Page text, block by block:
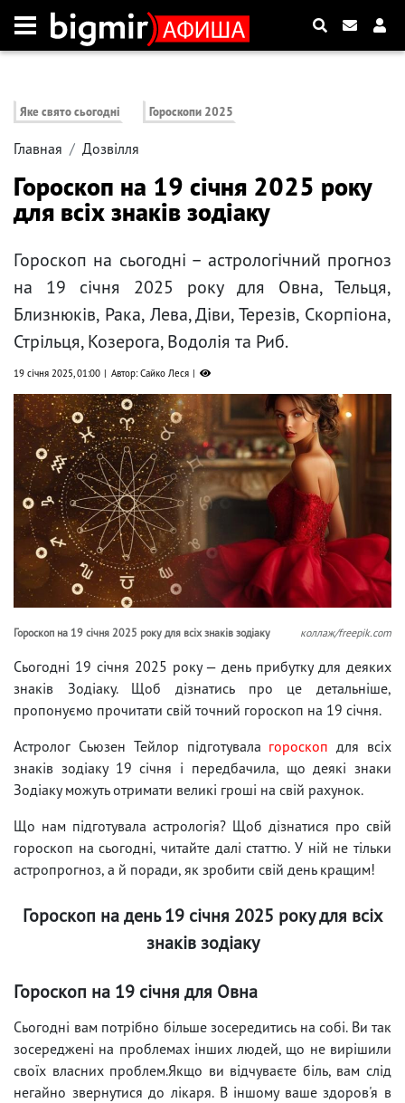
Яке свято сьогодні Гороскопи 2025
Главная Дозвілля
Гороскоп на 19 січня 2025 року
для всіх знаків зодіаку
Гороскоп на сьогодні – астрологічний прогноз
на 19 січня 2025 року для Овна, Тельця,
Близнюків, Рака, Лева, Діви, Терезів, Скорпіона,
Стрільця, Козерога, Водолія та Риб.
19 січня 2025, 01:00 Автор: Сайко Леся
Гороскоп на 19 січня 2025 року для всіх знаків зодіаку коллаж/freepik.com
Сьогодні 19 січня 2025 року — день прибутку для деяких
знаків Зодіаку. Щоб дізнатись про це детальніше,
пропонуємо прочитати свій точний гороскоп на 19 січня.
Астролог Сьюзен Тейлор підготувала гороскоп для всіх
знаків зодіаку 19 січня і передбачила, що деякі знаки
Зодіаку можуть отримати великі гроші на свій рахунок.
Що нам підготувала астрологія? Щоб дізнатися про свій
гороскоп на сьогодні, читайте далі статтю. У ній не тільки
астропрогноз, а й поради, як зробити свій день кращим!
Гороскоп на день 19 січня 2025 року для всіх
знаків зодіаку
Гороскоп на 19 січня для Овна
Сьогодні вам потрібно більше зосередитись на собі. Ви так
зосереджені на проблемах інших людей, що не вирішили
своїх власних проблем.Якщо ви відчуваєте біль, вам слід
негайно звернутися до лікаря. В іншому ваше здоров'я в